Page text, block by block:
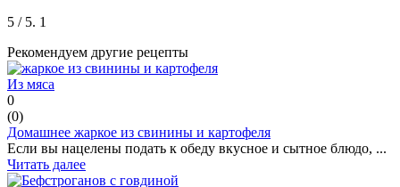
5 / 5. 1
Рекомендуем другие рецепты
Из мяса
0
(0)
Домашнее жаркое из свинины и картофеля
Если вы нацелены подать к обеду вкусное и сытное блюдо, ...
Читать далее